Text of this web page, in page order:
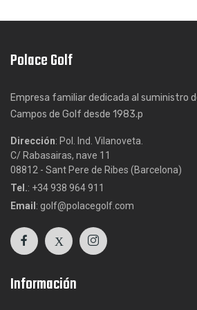
Polace Golf
Empresa familiar dedicada al suministro
Campos de Golf desde 1983.p
Dirección: Pol. Ind. Vilanoveta.
C/ Rabasairas, nave 11
08812 - Sant Pere de Ribes (Barcelona)
Tel.: +34 938 964 911
Email : golf@polacegolf.com
Información